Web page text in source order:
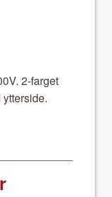
2-far­get